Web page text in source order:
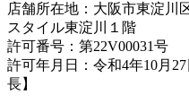
店舗所在地：大阪市東淀
スタイル東淀川１階
許可番号：第22V00031号
許可年月日：令和4年10月
長】